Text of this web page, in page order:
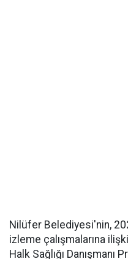
Nilüfer Belediyesi'nin,
izleme çalışmalarına
Halk Sağlığı Danışmanı